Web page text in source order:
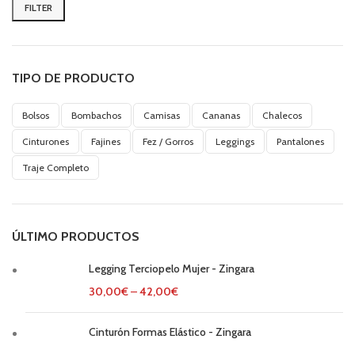
Min
Max
FILTER
TIPO DE PRODUCTO
Bolsos Bombachos Camisas Cananas Chalecos
Cinturones Fajines Fez / Gorros Leggings Pantalones
Traje Completo
ÚLTIMO PRODUCTOS
Legging Terciopelo Mujer - Zingara
30,00€–42,00€
Cinturón Formas Elástico - Zingara